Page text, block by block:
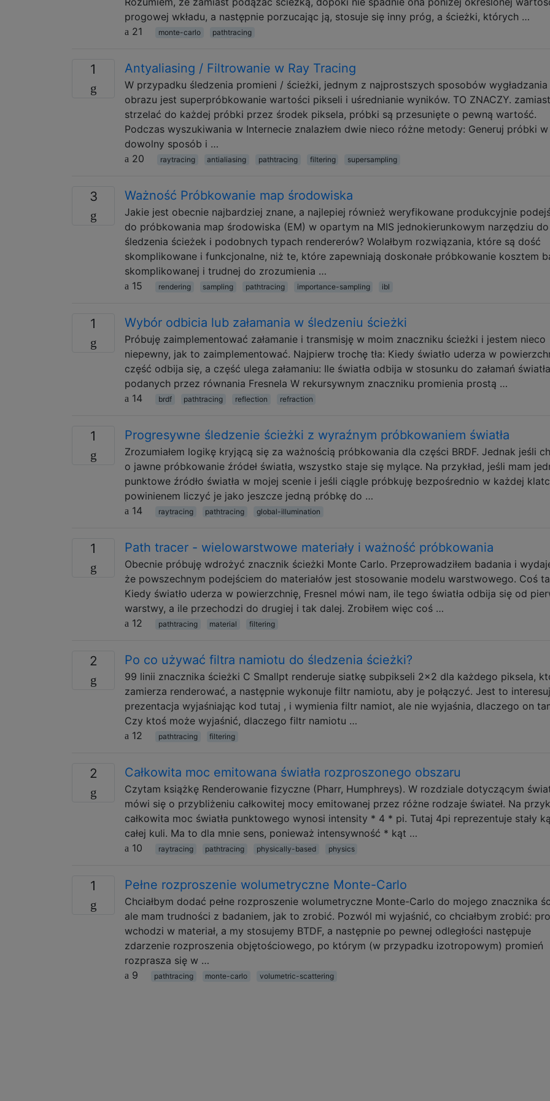
progowej wkładu, a następnie porzucając ją, stosuje się inny próg, a ścieżki, których …
21
monte-carlo pathtracing
1 Antyaliasing / Filtrowanie w Ray Tracing
W przypadku śledzenia promieni / ścieżki, jednym z najprostszych sposobów wygładzania
obrazu jest superpróbkowanie wartości pikseli i uśrednianie wyników. TO ZNACZY. zamiast
strzelać do każdej próbki przez środek piksela, próbki są przesunięte o pewną wartość.
Podczas wyszukiwania w Internecie znalazłem dwie nieco różne metody: Generuj próbki w
dowolny sposób i …
20
raytracing antialiasing pathtracing filtering supersampling
3 Ważność Próbkowanie map środowiska
Jakie jest obecnie najbardziej znane, a najlepiej również weryfikowane produkcyjnie
do próbkowania map środowiska (EM) w opartym na MIS jednokierunkowym narzędziu do
śledzenia ścieżek i podobnych typach rendererów? Wolałbym rozwiązania, które są dość
skomplikowane i funkcjonalne, niż te, które zapewniają doskonałe próbkowanie kosztem
skomplikowanej i trudnej do zrozumienia …
15
rendering sampling pathtracing importance-sampling ibl
1 Wybór odbicia lub załamania w śledzeniu ścieżki
Próbuję zaimplementować załamanie i transmisję w moim znaczniku ścieżki i jestem nieco
niepewny, jak to zaimplementować. Najpierw trochę tła: Kiedy światło uderza w
część odbija się, a część ulega załamaniu: Ile światła odbija w stosunku do załamań
podanych przez równania Fresnela W rekursywnym znaczniku promienia prostą …
14
brdf pathtracing reflection refraction
1 Progresywne śledzenie ścieżki z wyraźnym próbkowaniem światła
Zrozumiałem logikę kryjącą się za ważnością próbkowania dla części BRDF. Jednak jeśli
o jawne próbkowanie źródeł światła, wszystko staje się mylące. Na przykład, jeśli mam
punktowe źródło światła w mojej scenie i jeśli ciągle próbkuję bezpośrednio w każdej
powinienem liczyć je jako jeszcze jedną próbkę do …
14
raytracing pathtracing global-illumination
1 Path tracer - wielowarstwowe materiały i ważność próbkowania
Obecnie próbuję wdrożyć znacznik ścieżki Monte Carlo. Przeprowadziłem badania i
że powszechnym podejściem do materiałów jest stosowanie modelu warstwowego. Coś
Kiedy światło uderza w powierzchnię, Fresnel mówi nam, ile tego światła odbija się od
warstwy, a ile przechodzi do drugiej i tak dalej. Zrobiłem więc coś …
12
pathtracing material filtering
2 Po co używać filtra namiotu do śledzenia ścieżki?
99 linii znacznika ścieżki C Smallpt renderuje siatkę subpikseli 2x2 dla każdego piksela,
zamierza renderować, a następnie wykonuje filtr namiotu, aby je połączyć. Jest to
prezentacja wyjaśniając kod tutaj , i wymienia filtr namiot, ale nie wyjaśnia, dlaczego on
Czy ktoś może wyjaśnić, dlaczego filtr namiotu …
12
pathtracing filtering
2 Całkowita moc emitowana światła rozproszonego obszaru
Czytam książkę Renderowanie fizyczne (Pharr, Humphreys). W rozdziale dotyczącym
mówi się o przybliżeniu całkowitej mocy emitowanej przez różne rodzaje świateł. Na
całkowita moc światła punktowego wynosi intensity * 4 * pi. Tutaj 4pi reprezentuje stały
całej kuli. Ma to dla mnie sens, ponieważ intensywność * kąt …
10
raytracing pathtracing physically-based physics
1 Pełne rozproszenie wolumetryczne Monte-Carlo
Chciałbym dodać pełne rozproszenie wolumetryczne Monte-Carlo do mojego znacznika
ale mam trudności z badaniem, jak to zrobić. Pozwól mi wyjaśnić, co chciałbym zrobić:
wchodzi w materiał, a my stosujemy BTDF, a następnie po pewnej odległości następuje
zdarzenie rozproszenia objętościowego, po którym (w przypadku izotropowym) promień
rozprasza się w …
9
pathtracing monte-carlo volumetric-scattering